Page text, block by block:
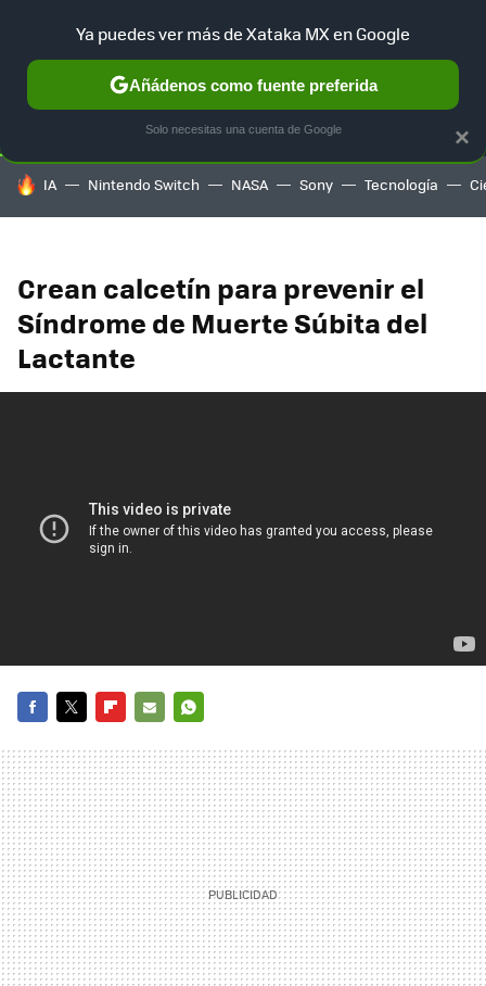
SELECCIÓN GAMING HOME AUTO TERRITORIO
HOY SE HABLA DE
IA Nintendo Switch NASA Sony Tecnología
Crean calcetín para prevenir el
Síndrome de Muerte Súbita del
Lactante
MAIL
×
Ya puedes ver más de Xataka MX en Google
Añádenos como fuente preferida
Solo necesitas una cuenta de Google